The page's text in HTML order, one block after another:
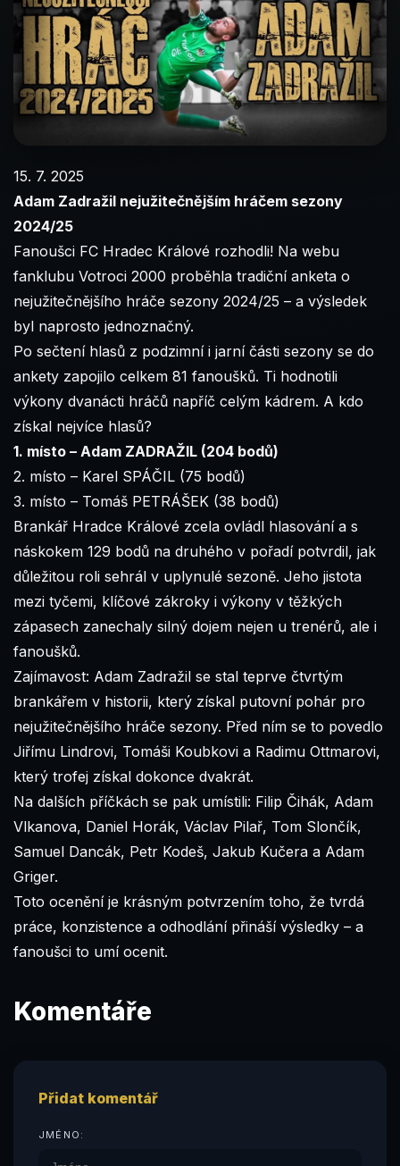
15. 7. 2025
Adam Zadražil nejužitečnějším hráčem sezony
2024/25
Fanoušci FC Hradec Králové rozhodli! Na webu
fanklubu Votroci 2000 proběhla tradiční anketa o
nejužitečnějšího hráče sezony 2024/25 – a výsledek
byl naprosto jednoznačný.
Po sečtení hlasů z podzimní i jarní části sezony se do
ankety zapojilo celkem 81 fanoušků. Ti hodnotili
výkony dvanácti hráčů napříč celým kádrem. A kdo
získal nejvíce hlasů?
1. místo – Adam ZADRAŽIL (204 bodů)
2. místo – Karel SPÁČIL (75 bodů)
3. místo – Tomáš PETRÁŠEK (38 bodů)
Brankář Hradce Králové zcela ovládl hlasování a s
náskokem 129 bodů na druhého v pořadí potvrdil, jak
důležitou roli sehrál v uplynulé sezoně. Jeho jistota
mezi tyčemi, klíčové zákroky i výkony v těžkých
zápasech zanechaly silný dojem nejen u trenérů, ale i
fanoušků.
Zajímavost: Adam Zadražil se stal teprve čtvrtým
brankářem v historii, který získal putovní pohár pro
nejužitečnějšího hráče sezony. Před ním se to povedlo
Jiřímu Lindrovi, Tomáši Koubkovi a Radimu Ottmarovi,
který trofej získal dokonce dvakrát.
Na dalších příčkách se pak umístili: Filip Čihák, Adam
Vlkanova, Daniel Horák, Václav Pilař, Tom Slončík,
Samuel Dancák, Petr Kodeš, Jakub Kučera a Adam
Griger.
Toto ocenění je krásným potvrzením toho, že tvrdá
práce, konzistence a odhodlání přináší výsledky – a
fanoušci to umí ocenit.
Komentáře
Přidat komentář
JMÉNO: